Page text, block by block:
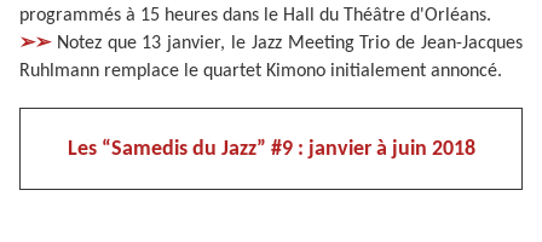
programmés à 15 heures dans le Hall du Théâtre d'Orléans.
➢➢ Notez que 13 janvier, le Jazz Meeting Trio de Jean-Jacques
Ruhlmann remplace le quartet Kimono initialement annoncé.
Les “Samedis du Jazz” #9 : janvier à juin 2018